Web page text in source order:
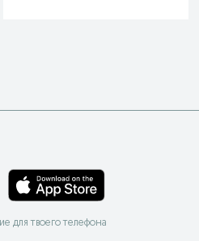
для твоего телефона